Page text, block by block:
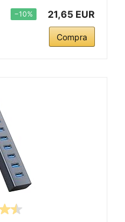
−10% 21,65 EUR
Compra